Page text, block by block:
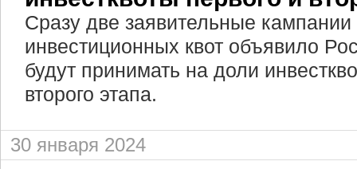
Сразу две заявительные
инвестиционных квот объявило
будут принимать на доли
второго этапа.
30 января 2024